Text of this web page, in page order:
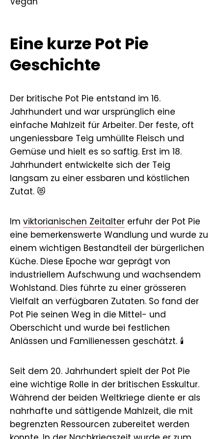
Eine kurze Pot Pie
Geschichte
Der britische Pot Pie entstand im 16.
Jahrhundert und war ursprünglich eine
einfache Mahlzeit für Arbeiter. Der feste, oft
ungeniessbare Teig umhüllte Fleisch und
Gemüse und hielt es so saftig. Erst im 18.
Jahrhundert entwickelte sich der Teig
langsam zu einer essbaren und köstlichen
Zutat. 😻
Im viktorianischen Zeitalter erfuhr der Pot Pie
eine bemerkenswerte Wandlung und wurde zu
einem wichtigen Bestandteil der bürgerlichen
Küche. Diese Epoche war geprägt von
industriellem Aufschwung und wachsendem
Wohlstand. Dies führte zu einer grösseren
Vielfalt an verfügbaren Zutaten. So fand der
Pot Pie seinen Weg in die Mittel- und
Oberschicht und wurde bei festlichen
Anlässen und Familienessen geschätzt. 🕯️
Seit dem 20. Jahrhundert spielt der Pot Pie
eine wichtige Rolle in der britischen Esskultur.
Während der beiden Weltkriege diente er als
nahrhafte und sättigende Mahlzeit, die mit
begrenzten Ressourcen zubereitet werden